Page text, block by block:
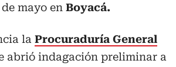
mayo en Boyacá.
la Procuraduría General
abrió indagación preliminar a